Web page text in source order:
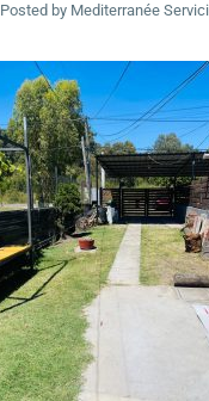
Posted by Mediterranée